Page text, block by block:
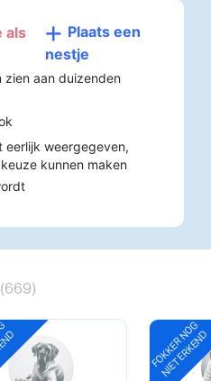
als
Plaats een
nestje
zien aan duizenden
eerlijk weergegeven,
kunnen maken
(669)
FOKKER NOG
NIET ERKEND